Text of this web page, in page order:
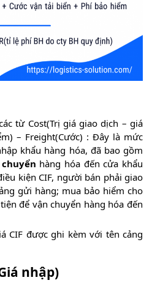
từ Cost(Trị giá giao dịch – giá
– Freight(Cước) : Đây là mức
khẩu hàng hóa, đã bao gồm
hàng hóa đến cửa khẩu
kiện CIF, người bán phải giao
gửi hàng; mua bảo hiểm cho
để vận chuyển hàng hóa đến
CIF được ghi kèm với tên cảng
nhập)